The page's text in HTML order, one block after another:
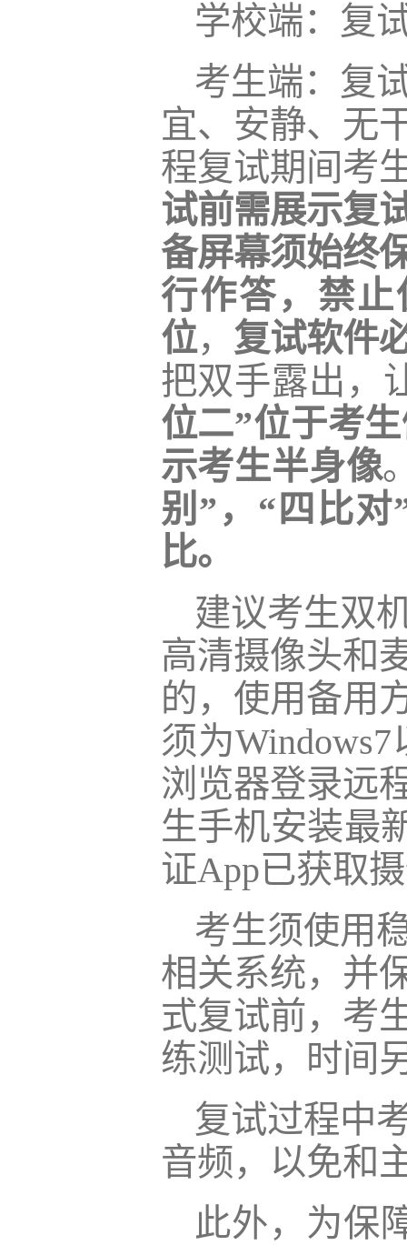
学校端：复
考生端：复
宜、安静、无
程复试期间考
试前需展示复
备屏幕须始终
行作答，禁止
位， 复试软件
把双手露出，
位二”位于考
示考生半身像
别”，“四比
比。
建议考生双
高清摄像头和
的，使用备用
须为
浏览器登录远
生手机安装最
证App已获取
考生须使用
相关系统，并
式复试前，考
练测试，时间
复试过程中
音频，以免和
此外，为保